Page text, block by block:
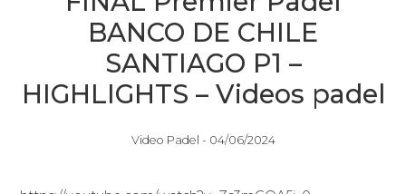
BANCO DE CHILE
SANTIAGO P1 –
HIGHLIGHTS – Videos padel
Video Padel - 04/06/2024